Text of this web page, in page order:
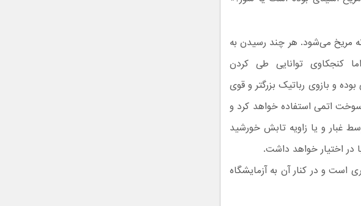
مریخ می‌شود. هر چند رسیدن به
کنجکاوی توانایی طی کردن
و بازوی رباتیک بزرگتر و قوی
اتمی استفاده خواهد کرد و
غبار و یا زاویه تابش خورشید
در اختیار خواهد داشت.
است و در کنار آن به آزمایشگاه